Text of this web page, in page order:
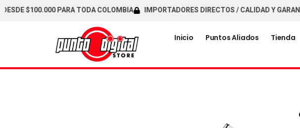
$100.000 PARA TODA COLOMBIA IMPORTADORES DIRECTOS / CALIDAD Y GARANTÍA
Inicio Puntos Aliados Tienda